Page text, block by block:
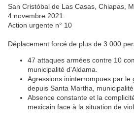
San Cristóbal de Las Casas, Chiapas,
4 novembre 2021.
Action urgente n° 10
Déplacement forcé de plus de 3 000
47 attaques armées contre 10
municipalité d'Aldama.
Agressions ininterrompues par le
depuis Santa Martha,
Absence constante et la
mexicain face à la situation de